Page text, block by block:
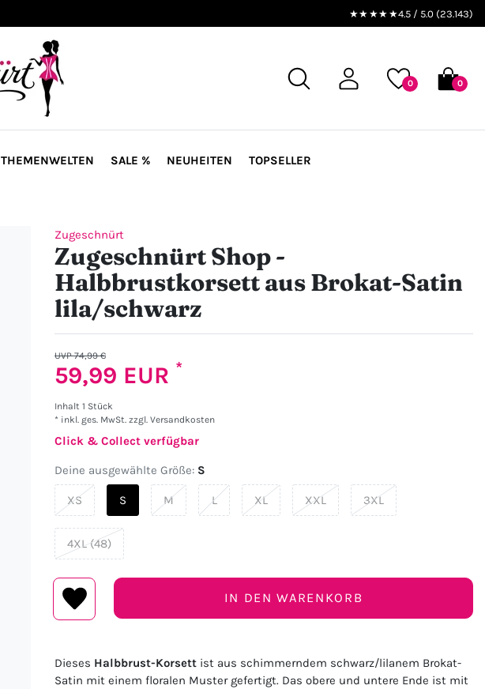
★★★★★4.5 / 5.0 (23.143)
0 0
THEMENWELTEN SALE % NEUHEITEN TOPSELLER
Zugeschnürt
Zugeschnürt Shop -
Halbbrustkorsett aus Brokat-Satin
lila/schwarz
UVP 74,99 €
59,99 EUR *
Inhalt 1 Stück
* inkl. ges. MwSt. zzgl. Versandkosten
Click & Collect verfügbar
Deine ausgewählte Größe: S
XS S M L XL XXL 3XL
4XL (48)
IN DEN WARENKORB
Dieses Halbbrust-Korsett ist aus schimmerndem schwarz/lilanem Brokat-
Satin mit einem floralen Muster gefertigt. Das obere und untere Ende ist mit